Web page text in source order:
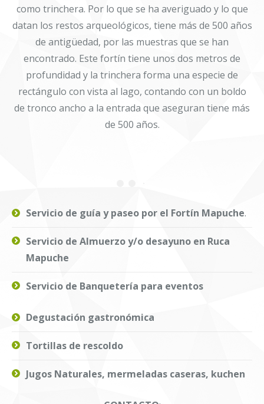
como trinchera. Por lo que se ha averiguado y lo que
datan los restos arqueológicos, tiene más de 500 años
de antigüedad, por las muestras que se han
encontrado. Este fortín tiene unos dos metros de
profundidad y la trinchera forma una especie de
rectángulo con vista al lago, contando con un boldo
de tronco ancho a la entrada que aseguran tiene más
de 500 años.
Servicio de guía y paseo por el Fortín Mapuche.
Servicio de Almuerzo y/o desayuno en Ruca
Mapuche
Servicio de Banquetería para eventos
Degustación gastronómica
Tortillas de rescoldo
Jugos Naturales, mermeladas caseras, kuchen